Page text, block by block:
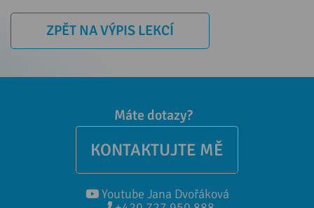
ZPĚT NA VÝPIS LEKCÍ
Máte dotazy?
KONTAKTUJTE MĚ
Youtube Jana Dvořáková